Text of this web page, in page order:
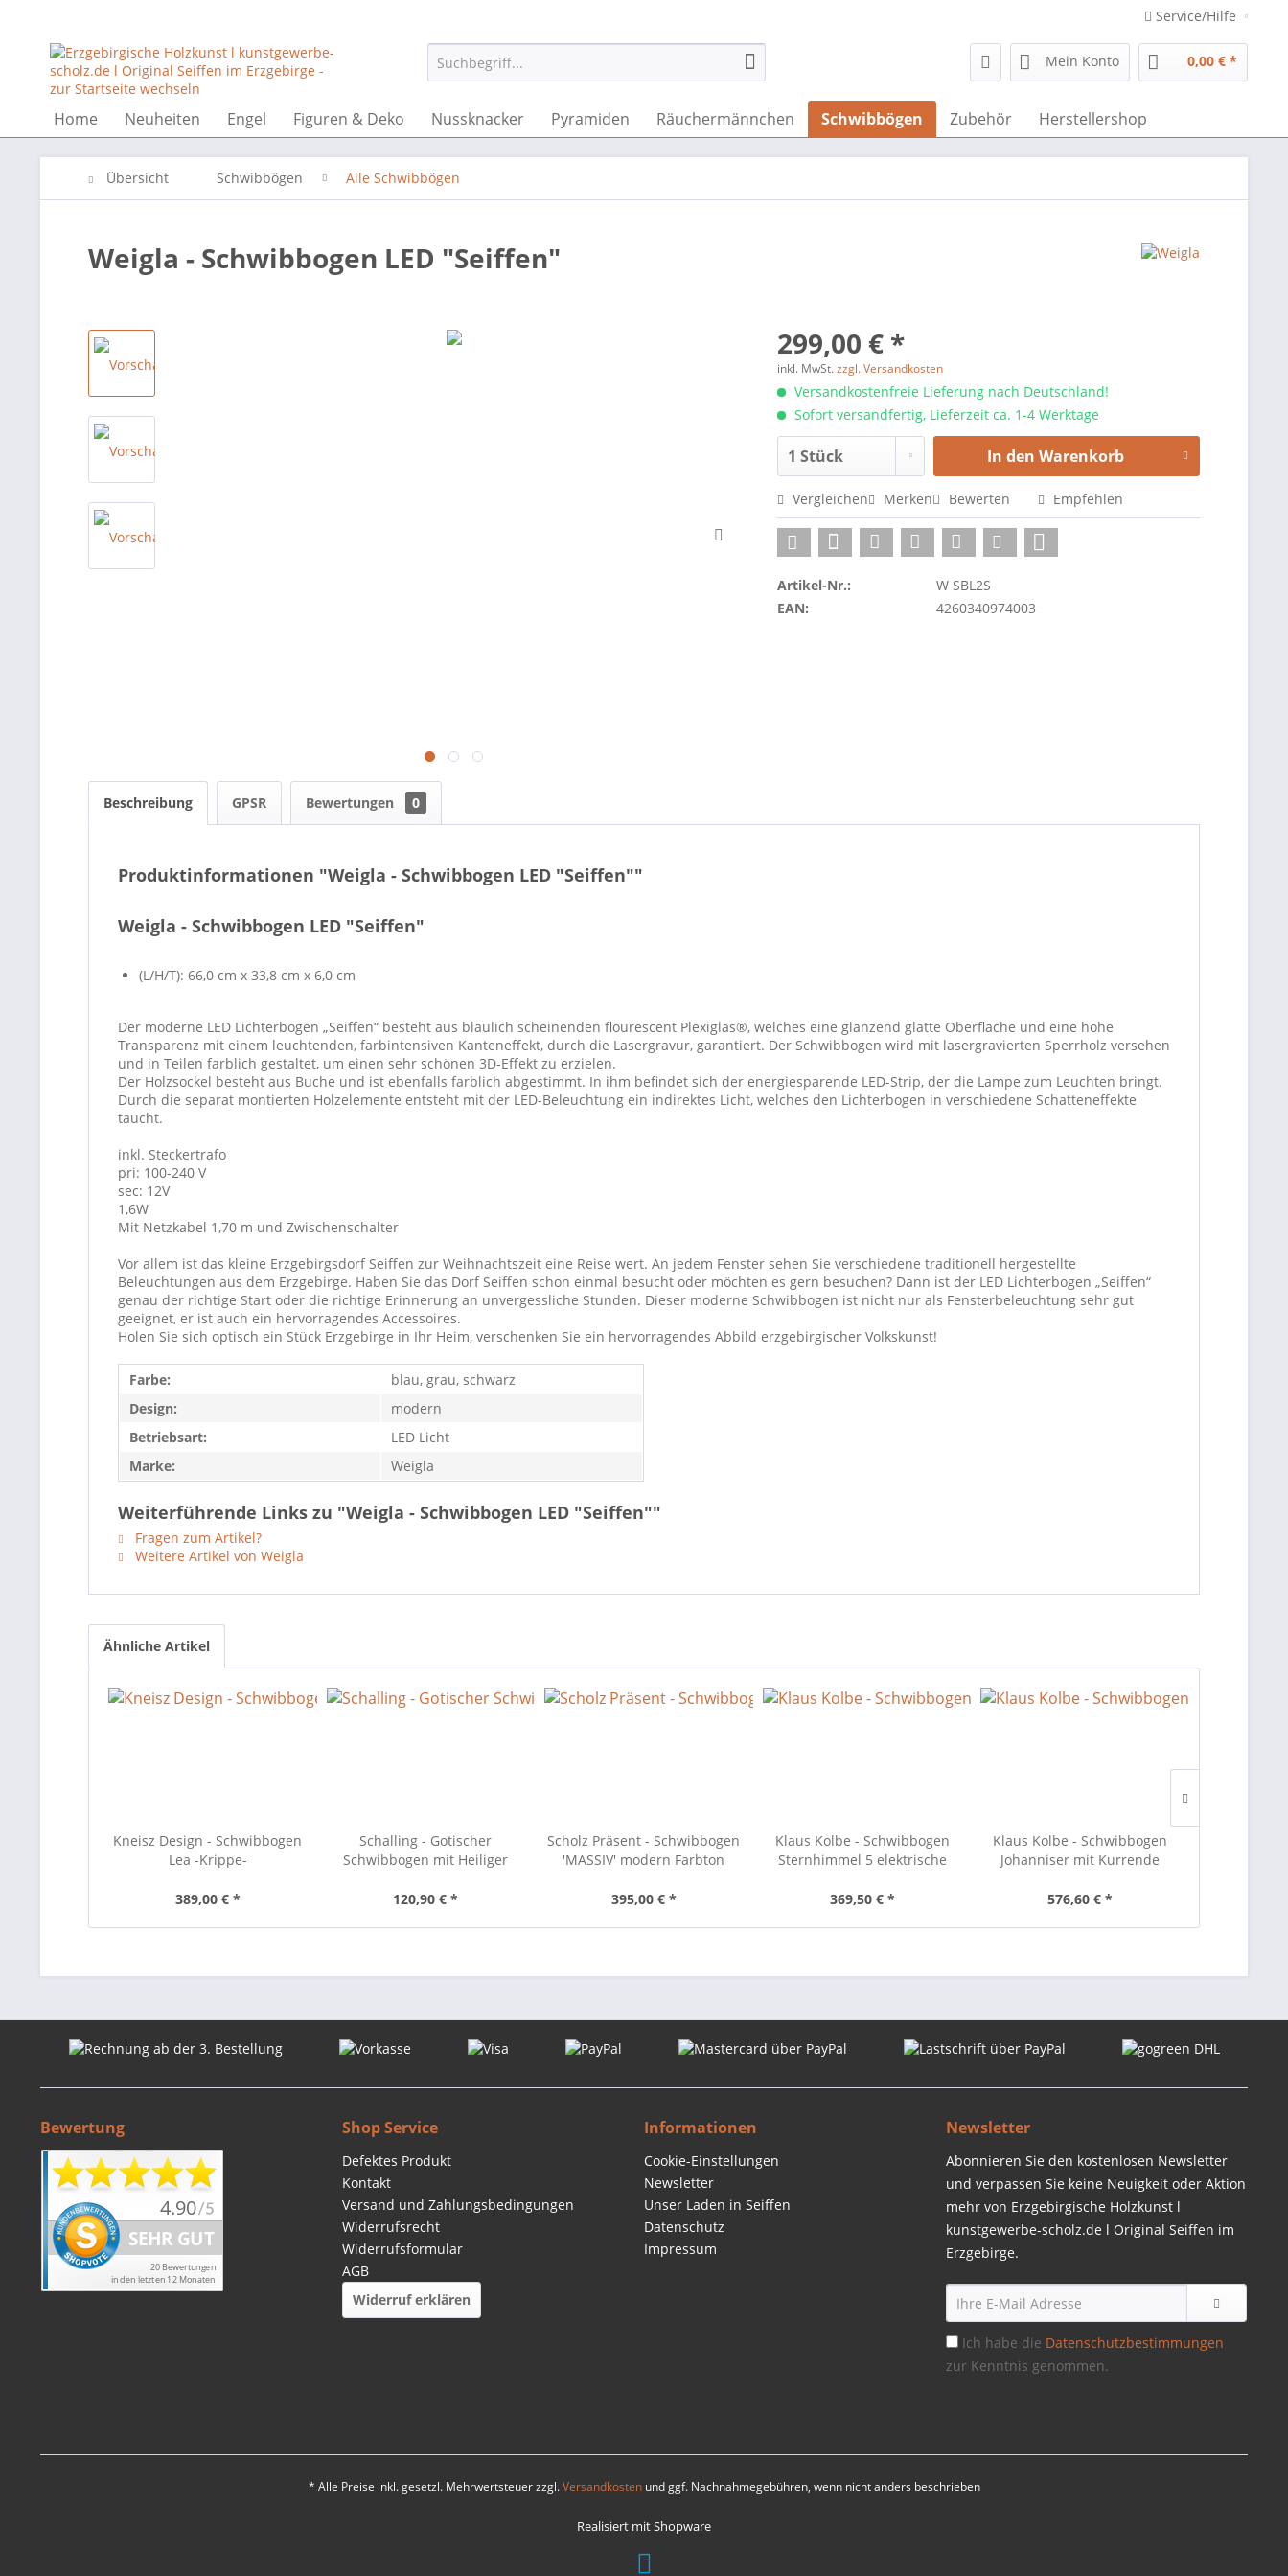
Service/Hilfe
Mein Konto 0,00 € *
Home Neuheiten Engel Figuren & Deko Nussknacker Pyramiden Räuchermännchen Schwibbögen Zubehör Herstellershop
Übersicht Schwibbögen Alle Schwibbögen
Weigla - Schwibbogen LED "Seiffen"
299,00 € *
inkl. MwSt.zzgl. Versandkosten
Versandkostenfreie Lieferung nach Deutschland!
Sofort versandfertig, Lieferzeit ca. 1-4 Werktage
In den Warenkorb
Vergleichen Merken Bewerten Empfehlen
Artikel-Nr.:
W SBL2S
EAN:
4260340974003
Beschreibung GPSR Bewertungen 0
Produktinformationen "Weigla - Schwibbogen LED "Seiffen""
Weigla - Schwibbogen LED "Seiffen"
(L/H/T): 66,0 cm x 33,8 cm x 6,0 cm
Der moderne LED Lichterbogen „Seiffen“ besteht aus bläulich scheinenden flourescent Plexiglas®, welches eine glänzend glatte Oberfläche und eine hohe
Transparenz mit einem leuchtenden, farbintensiven Kanteneffekt, durch die Lasergravur, garantiert. Der Schwibbogen wird mit lasergravierten Sperrholz versehen
und in Teilen farblich gestaltet, um einen sehr schönen 3D-Effekt zu erzielen.
Der Holzsockel besteht aus Buche und ist ebenfalls farblich abgestimmt. In ihm befindet sich der energiesparende LED-Strip, der die Lampe zum Leuchten bringt.
Durch die separat montierten Holzelemente entsteht mit der LED-Beleuchtung ein indirektes Licht, welches den Lichterbogen in verschiedene Schatteneffekte
taucht.
inkl. Steckertrafo
pri: 100-240 V
sec: 12V
1,6W
Mit Netzkabel 1,70 m und Zwischenschalter
Vor allem ist das kleine Erzgebirgsdorf Seiffen zur Weihnachtszeit eine Reise wert. An jedem Fenster sehen Sie verschiedene traditionell hergestellte
Beleuchtungen aus dem Erzgebirge. Haben Sie das Dorf Seiffen schon einmal besucht oder möchten es gern besuchen? Dann ist der LED Lichterbogen „Seiffen“
genau der richtige Start oder die richtige Erinnerung an unvergessliche Stunden. Dieser moderne Schwibbogen ist nicht nur als Fensterbeleuchtung sehr gut
geeignet, er ist auch ein hervorragendes Accessoires.
Holen Sie sich optisch ein Stück Erzgebirge in Ihr Heim, verschenken Sie ein hervorragendes Abbild erzgebirgischer Volkskunst!
Farbe:
blau, grau, schwarz
Design:
modern
Betriebsart:
LED Licht
Marke:
Weigla
Weiterführende Links zu "Weigla - Schwibbogen LED "Seiffen""
Fragen zum Artikel?
Weitere Artikel von Weigla
Ähnliche Artikel
Kneisz Design - Schwibbogen
Lea -Krippe-
389,00 € *
Schalling - Gotischer
Schwibbogen mit Heiliger
120,90 € *
Scholz Präsent - Schwibbogen
'MASSIV' modern Farbton
395,00 € *
Klaus Kolbe - Schwibbogen
Sternhimmel 5 elektrische
369,50 € *
Klaus Kolbe - Schwibbogen
Johanniser mit Kurrende
576,60 € *
Bewertung Shop Service
Defektes Produkt
Kontakt
Versand und Zahlungsbedingungen
Widerrufsrecht
Widerrufsformular
AGB
Widerruf erklären
Informationen
Cookie-Einstellungen
Newsletter
Unser Laden in Seiffen
Datenschutz
Impressum
Newsletter
Abonnieren Sie den kostenlosen Newsletter
und verpassen Sie keine Neuigkeit oder Aktion
mehr von Erzgebirgische Holzkunst l
kunstgewerbe-scholz.de l Original Seiffen im
Erzgebirge.
Ich habe die Datenschutzbestimmungen
zur Kenntnis genommen.
* Alle Preise inkl. gesetzl. Mehrwertsteuer zzgl.Versandkostenund ggf. Nachnahmegebühren, wenn nicht anders beschrieben
Realisiert mit Shopware